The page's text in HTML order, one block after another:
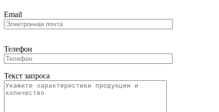
Email
Телефон
Текст запроса